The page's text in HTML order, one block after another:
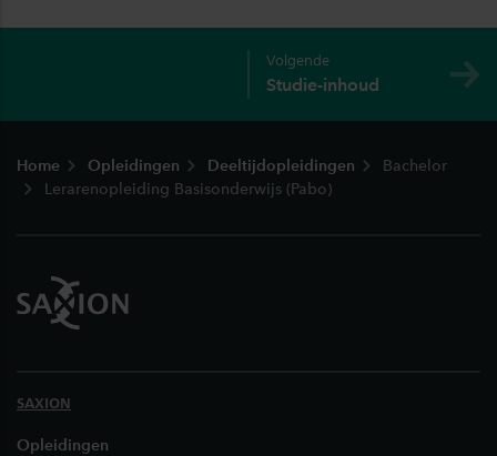
Volgende
Studie-inhoud
Home Opleidingen Deeltijdopleidingen
Bachelor
Lerarenopleiding Basisonderwijs (Pabo)
SAXION
Opleidingen